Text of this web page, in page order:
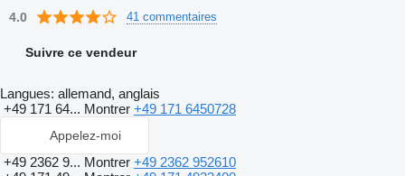
4.0 41 commentaires
Suivre ce vendeur
Langues: allemand, anglais
+49 171 64... Montrer +49 171 6450728
Appelez-moi
+49 2362 9... Montrer +49 2362 952610